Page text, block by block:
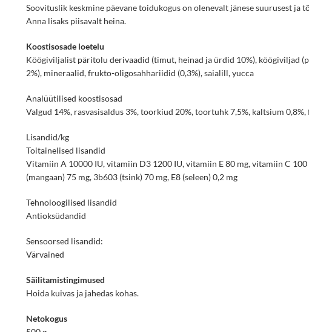
Soovituslik keskmine päevane toidukogus on olenevalt jänese suurusest ja
Anna lisaks piisavalt heina.
Koostisosade loetelu
Köögiviljalist päritolu derivaadid (timut, heinad ja ürdid 10%), köögiviljad
2%), mineraalid, frukto-oligosahhariidid (0,3%), saialill, yucca
Analüütilised koostisosad
Valgud 14%, rasvasisaldus 3%, toorkiud 20%, toortuhk 7,5%, kaltsium
Lisandid/kg
Toitainelised lisandid
Vitamiin A 10000 IU, vitamiin D3 1200 IU, vitamiin E 80 mg, vitamiin C 100
(mangaan) 75 mg, 3b603 (tsink) 70 mg, E8 (seleen) 0,2 mg
Tehnoloogilised lisandid
Antioksüdandid
Sensoorsed lisandid:
Värvained
Säilitamistingimused
Hoida kuivas ja jahedas kohas.
Netokogus